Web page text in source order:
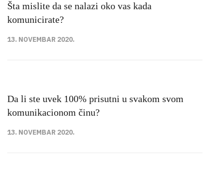
Šta mislite da se nalazi oko vas kada
komunicirate?
13. NOVEMBAR 2020.
Da li ste uvek 100% prisutni u svakom svom
komunikacionom činu?
13. NOVEMBAR 2020.